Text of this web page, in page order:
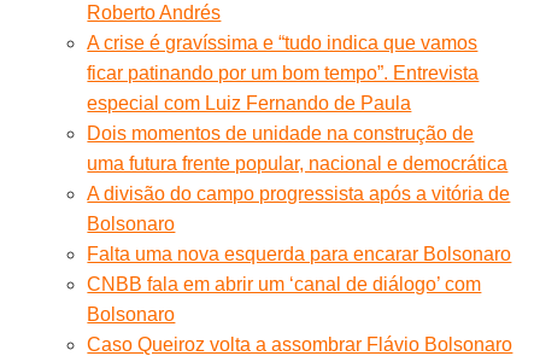
Roberto Andrés
A crise é gravíssima e “tudo indica que vamos
ficar patinando por um bom tempo”. Entrevista
especial com Luiz Fernando de Paula
Dois momentos de unidade na construção de
uma futura frente popular, nacional e democrática
A divisão do campo progressista após a vitória de
Bolsonaro
Falta uma nova esquerda para encarar Bolsonaro
CNBB fala em abrir um ‘canal de diálogo’ com
Bolsonaro
Caso Queiroz volta a assombrar Flávio Bolsonaro